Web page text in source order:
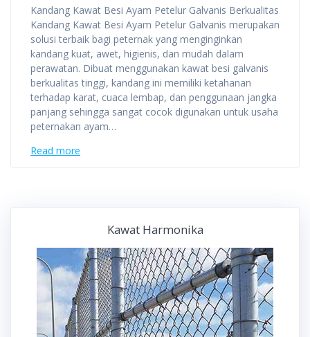
Kandang Kawat Besi Ayam Petelur Galvanis Berkualitas
Kandang Kawat Besi Ayam Petelur Galvanis merupakan
solusi terbaik bagi peternak yang menginginkan
kandang kuat, awet, higienis, dan mudah dalam
perawatan. Dibuat menggunakan kawat besi galvanis
berkualitas tinggi, kandang ini memiliki ketahanan
terhadap karat, cuaca lembap, dan penggunaan jangka
panjang sehingga sangat cocok digunakan untuk usaha
peternakan ayam…
Read more
Kawat Harmonika